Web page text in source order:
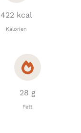
422 kcal
Kalorien
28 g
Fett